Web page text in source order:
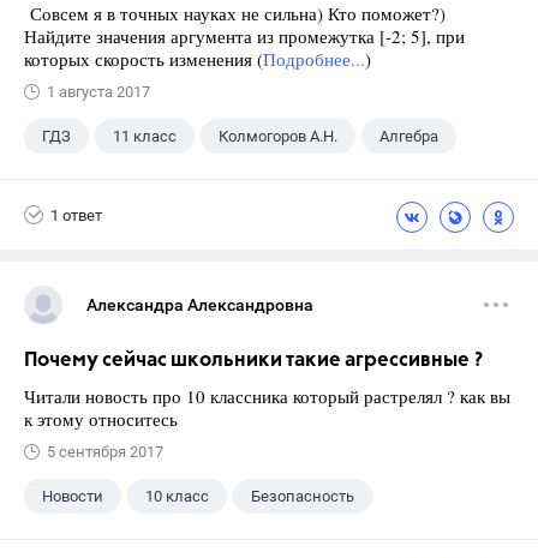
Совсем я в точных науках не сильна) Кто поможет?)
Найдите значения аргумента из промежутка [-2; 5], при
которых скорость изменения (Подробнее...)
1 августа 2017
ГДЗ 11 класс Колмогоров А.Н. Алгебра
1 ответ
Александра Александровна
Почему сейчас школьники такие агрессивные ?
Читали новость про 10 классника который растрелял ? как вы
к этому относитесь
5 сентября 2017
Новости 10 класс Безопасность